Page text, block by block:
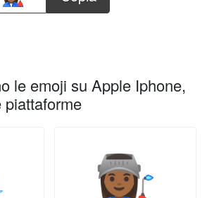
le emoji su Apple Iphone,